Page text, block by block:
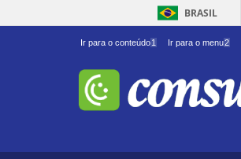
BRASIL
Ir para o conteúdo1 Ir para o menu2